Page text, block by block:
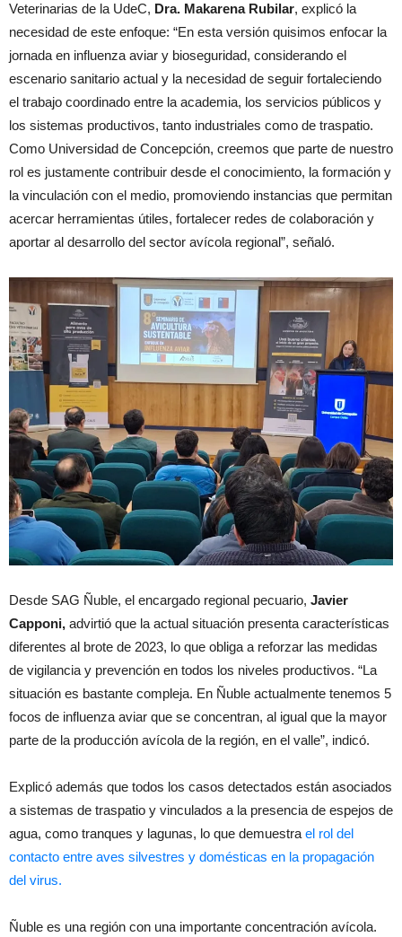
Veterinarias de la UdeC, Dra. Makarena Rubilar, explicó la
necesidad de este enfoque: “En esta versión quisimos enfocar la
jornada en influenza aviar y bioseguridad, considerando el
escenario sanitario actual y la necesidad de seguir fortaleciendo
el trabajo coordinado entre la academia, los servicios públicos y
los sistemas productivos, tanto industriales como de traspatio.
Como Universidad de Concepción, creemos que parte de nuestro
rol es justamente contribuir desde el conocimiento, la formación y
la vinculación con el medio, promoviendo instancias que permitan
acercar herramientas útiles, fortalecer redes de colaboración y
aportar al desarrollo del sector avícola regional”, señaló.
Desde SAG Ñuble, el encargado regional pecuario, Javier
Capponi, advirtió que la actual situación presenta características
diferentes al brote de 2023, lo que obliga a reforzar las medidas
de vigilancia y prevención en todos los niveles productivos. “La
situación es bastante compleja. En Ñuble actualmente tenemos 5
focos de influenza aviar que se concentran, al igual que la mayor
parte de la producción avícola de la región, en el valle”, indicó.
Explicó además que todos los casos detectados están asociados
a sistemas de traspatio y vinculados a la presencia de espejos de
agua, como tranques y lagunas, lo que demuestra el rol del
contacto entre aves silvestres y domésticas en la propagación
del virus.
Ñuble es una región con una importante concentración avícola.